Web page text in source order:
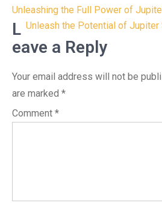
Post
navigation
Unleashing the Full Power of
Unleash the Potential of Jupiter
L
eave a Reply
Your email address will not be
are marked *
Comment *